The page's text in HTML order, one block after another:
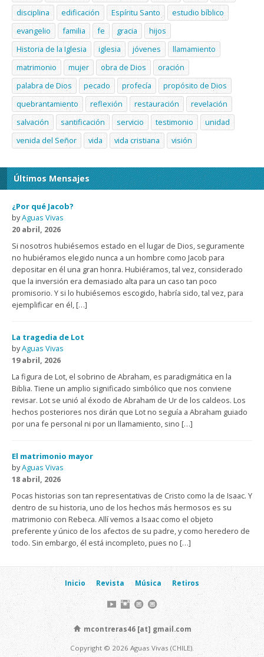
disciplina
edificación Espíritu Santo
estudio bíblico
evangelio
familia fe gracia
hijos
Historia de la Iglesia
iglesia jóvenes
llamamiento
matrimonio
mujer obra de Dios
oración
palabra de Dios
pecado profecía
propósito de Dios
quebrantamiento
reflexión restauración
revelación
salvación
santificación servicio testimonio
unidad
venida del Señor
vida vida cristiana visión
Últimos Mensajes
¿Por qué Jacob?
byAguas Vivas
20 abril, 2026
Si nosotros hubiésemos estado en el lugar de Dios, seguramente
no hubiéramos elegido nunca a un hombre como Jacob para
depositar en él una gran honra. Hubiéramos, tal vez, considerado
que la inversión era demasiado alta para un caso tan poco
promisorio. Y si lo hubiésemos escogido, habría sido, tal vez, para
ejemplificar en él, […]
La tragedia de Lot
byAguas Vivas
19 abril, 2026
La figura de Lot, el sobrino de Abraham, es paradigmática en la
Biblia. Tiene un amplio significado simbólico que nos conviene
revisar. Lot se unió al éxodo de Abraham de Ur de los caldeos. Los
hechos posteriores nos dirán que Lot no seguía a Abraham guiado
por una fe personal ni por un llamamiento, sino […]
El matrimonio mayor
byAguas Vivas
18 abril, 2026
Pocas historias son tan representativas de Cristo como la de Isaac. Y
dentro de su historia, uno de los hechos más hermosos es su
matrimonio con Rebeca. Allí vemos a Isaac como el objeto
preferente y único de los afectos de su padre, y como heredero de
todo. Sin embargo, él está incompleto, pues no […]
Inicio Revista Música Retiros
mcontreras46 [at] gmail.com
Copyright © 2026 Aguas Vivas (CHILE).